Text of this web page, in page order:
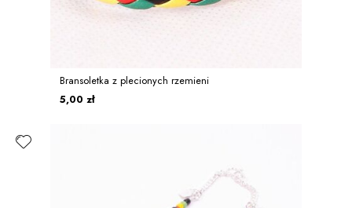
Bransoletka z plecionych rzemieni
5,00 zł